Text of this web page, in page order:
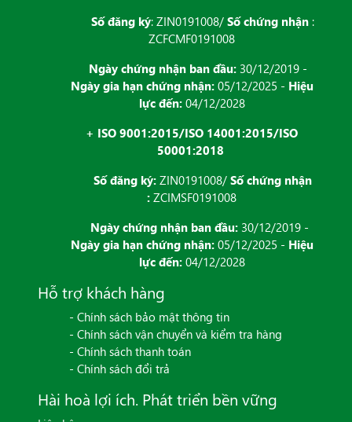
Số đăng ký: ZIN0191008/ Số chứng nhận :
ZCFCMF0191008
Ngày chứng nhận ban đầu: 30/12/2019 -
Ngày gia hạn chứng nhận:05/12/2025 - Hiệu
lực đến:04/12/2028
+ ISO 9001:2015/ISO 14001:2015/ISO
50001:2018
Số đăng ký: ZIN0191008/ Số chứng nhận
: ZCIMSF0191008
Ngày chứng nhận ban đầu: 30/12/2019 -
Ngày gia hạn chứng nhận:05/12/2025 - Hiệu
lực đến:04/12/2028
Hỗ trợ khách hàng
- Chính sách bảo mật thông tin
- Chính sách vận chuyển và kiểm tra hàng
- Chính sách thanh toán
- Chính sách đổi trả
Hài hoà lợi ích. Phát triển bền vững